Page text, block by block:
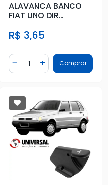
ALAVANCA BANCO
FIAT UNO DIR
R$ 3,65
Diminuir Quantidade
Quantidade
AdicionarComprar